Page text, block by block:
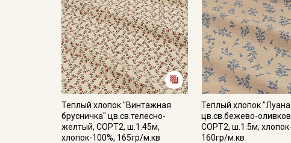
Теплый хлопок "Винтажная
брусничка" цв.св.телесно-
желтый, СОРТ2, ш.1.45м,
хлопок-100%, 165гр/м.кв
Теплый хлопок
цв.св.бежево-
СОРТ2, ш.1.5м,
160гр/м.кв